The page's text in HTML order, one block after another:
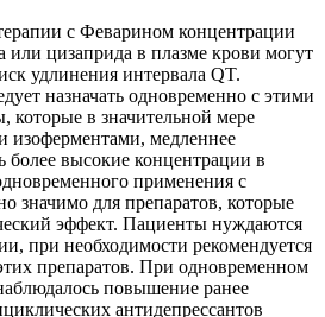
с Феварином концентрации
или цизаприда в плазме крови могут
удлинения интервала QT.
назначать одновременно с этими
которые в значительной мере
изоферментами, медленнее
более высокие концентрации в
применения с
значимо для препаратов, которые
эффект. Пациенты нуждаются
при необходимости рекомендуется
препаратов. При одновременном
повышение ранее
антидепрессантов